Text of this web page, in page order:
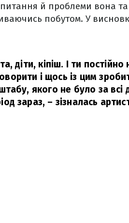
питання й проблеми вона
побутом. У
діти, кіпіш. І ти
і щось із цим
якого не було за
зараз, – зізналась